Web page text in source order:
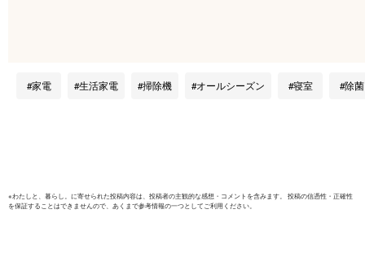
機 ダニ 強力吸引 軽
ヘッド ダ
家電 生活家電 掃除機 オールシーズン 寝室 除菌
※わたしと、暮らし。 に寄せられた投稿内容は、投稿者の主観的な感想・コメントを含みます。 投稿の信憑性・正確性
を保証することはできませんので、あくまで参考情報の一つとしてご利用ください。